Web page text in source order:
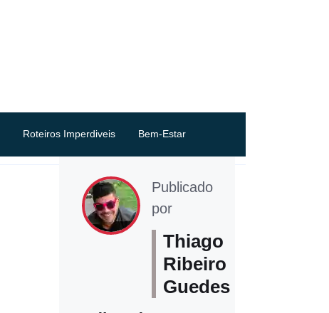
Roteiros Imperdiveis Bem-Estar
Publicado
por
Thiago
Ribeiro
Guedes